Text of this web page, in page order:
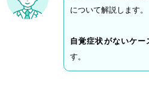
について解説します。
自覚症状がないケー
す。